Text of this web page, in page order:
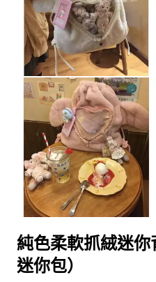
純色柔軟抓絨迷
迷你包）